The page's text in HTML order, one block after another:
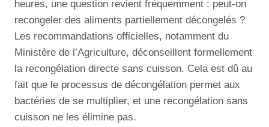
heures, une question revient fréquemment : peut-on
recongeler des aliments partiellement décongelés ?
Les recommandations officielles, notamment du
Ministère de l’Agriculture, déconseillent formellement
la recongélation directe sans cuisson. Cela est dû au
fait que le processus de décongélation permet aux
bactéries de se multiplier, et une recongélation sans
cuisson ne les élimine pas.